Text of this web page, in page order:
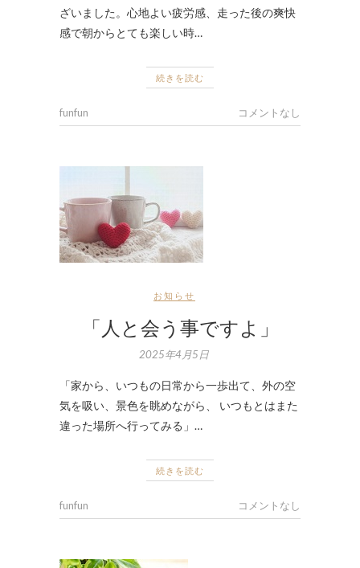
ざいました。心地よい疲労感、走った後の爽快
感で朝からとても楽しい時…
続きを読む
funfun コメントなし
お知らせ
「人と会う事ですよ」
2025年4月5日
「家から、いつもの日常から一歩出て、外の空
気を吸い、景色を眺めながら、 いつもとはまた
違った場所へ行ってみる」…
続きを読む
funfun コメントなし